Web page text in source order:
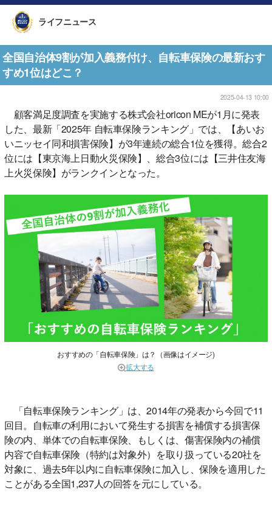
ライフニュース
全国自治体9割が加入義務付け、自転車保険の最新おす
すめ1位はどこ？
2025-04-13 10:00
顧客満足度調査を実施する株式会社oricon MEが1月に発表
した、最新「2025年 自転車保険ランキング」では、【あいお
いニッセイ同和損害保険】が3年連続の総合1位を獲得。総合2
位には【東京海上日動火災保険】、総合3位には【三井住友海
上火災保険】がランクインとなった。
おすすめの「自転車保険」は？（画像はイメージ)
拡大する
「自転車保険ランキング」は、2014年の発表から今回で11
回目。自転車の利用において発生する損害を補償する損害保
険の内、単体での自転車保険、もしくは、傷害保険内の補償
内容で自転車保険（特約は対象外）を取り扱っている20社を
対象に、過去5年以内に自転車保険に加入し、保険を適用した
ことがある全国1,237人の回答を元にしている。